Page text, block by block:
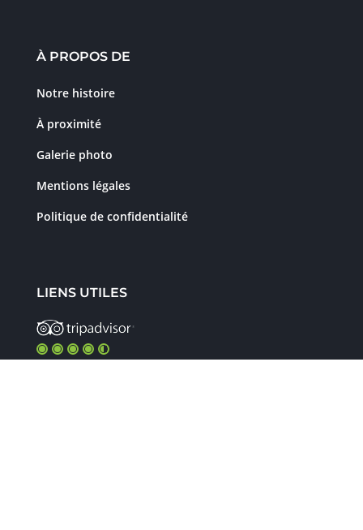
À PROPOS DE
Notre histoire
À proximité
Galerie photo
Mentions légales
Politique de confidentialité
LIENS UTILES